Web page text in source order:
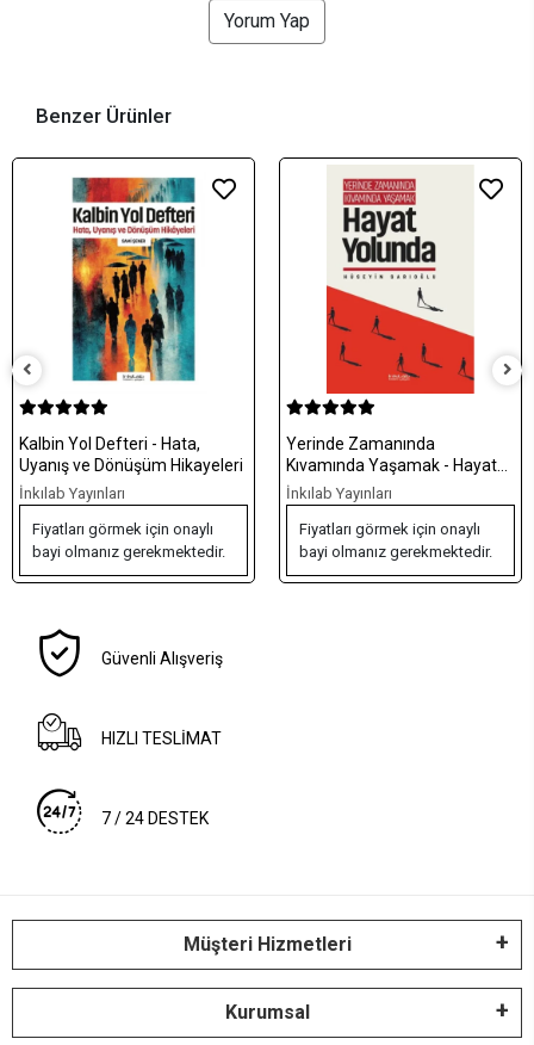
Yorum Yap
Benzer Ürünler
Kalbin Yol Defteri - Hata,
Uyanış ve Dönüşüm Hikayeleri
İnkılab Yayınları
Fiyatları görmek için onaylı
bayi olmanız gerekmektedir.
Yerinde Zamanında
Kıvamında Yaşamak - Hayat
Yolunda
İnkılab Yayınları
Fiyatları görmek için onaylı
bayi olmanız gerekmektedir.
Güvenli Alışveriş
HIZLI TESLİMAT
7 / 24 DESTEK
Müşteri Hizmetleri
Kurumsal